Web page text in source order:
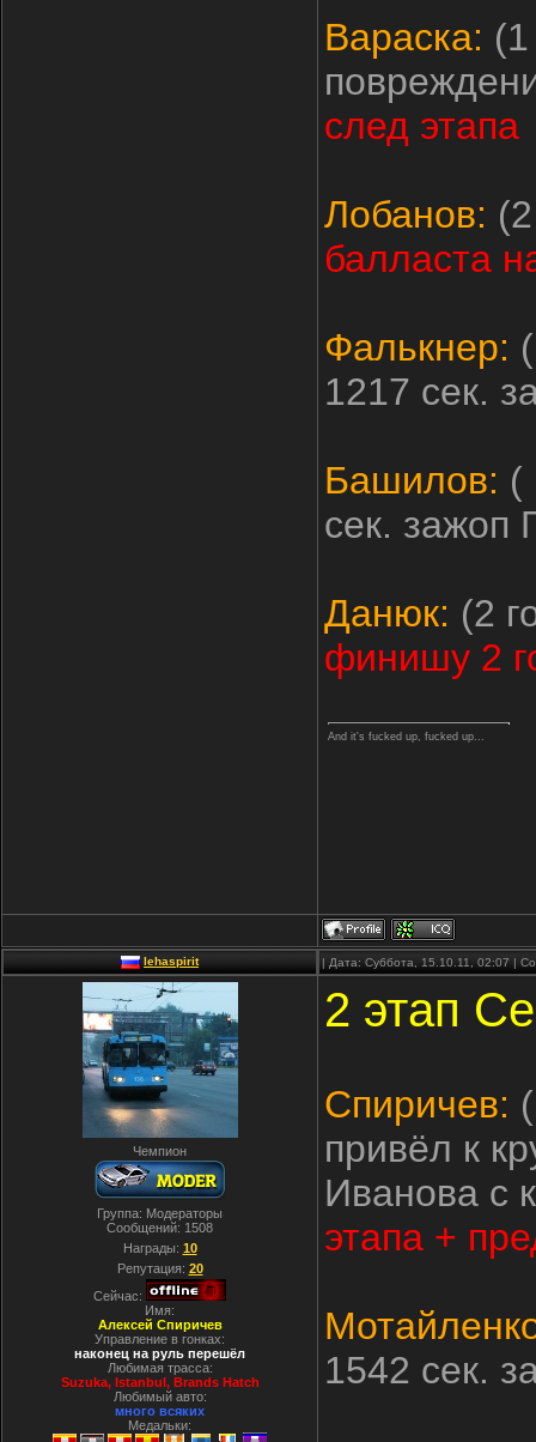
Вараска:
след этапа
Лобанов:
балласта
Фалькнер:
1217 сек.
Башилов: (
сек. зажоп
Данюк: (2
финишу 2
And it's fucked up, fucked up...
lehaspirit | Дата: Суббота, 15.10.11, 02:07 |
Чемпион
Группа: Модераторы
Сообщений: 1508
Награды: 10
Репутация: 20
Сейчас:
Имя:
Алексей Спиричев
Управление в гонках:
наконец на руль перешёл
Любимая трасса:
Suzuka, Istanbul, Вrands Hatch
Любимый авто:
много всяких
Медальки:
2 этап
Спиричев:
привёл к
Иванова с
этапа +
1542 сек.